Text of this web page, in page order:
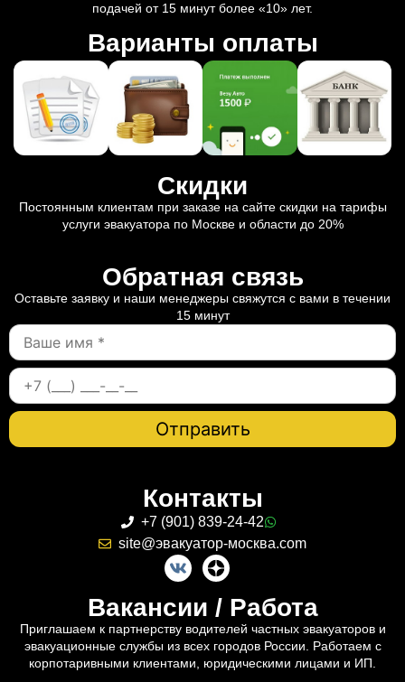
подачей от 15 минут более «10» лет.
Варианты оплаты
Скидки
Постоянным клиентам при заказе на сайте скидки на тарифы
услуги эвакуатора по Москве и области до 20%
Обратная связь
Оставьте заявку и наши менеджеры свяжутся с вами в течении
15 минут
Контакты
+7 (901) 839-24-42
site@эвакуатор-москва.com
Вакансии / Работа
Приглашаем к партнерству водителей частных эвакуаторов и
эвакуационные службы из всех городов России. Работаем с
корпотаривными клиентами, юридическими лицами и ИП.